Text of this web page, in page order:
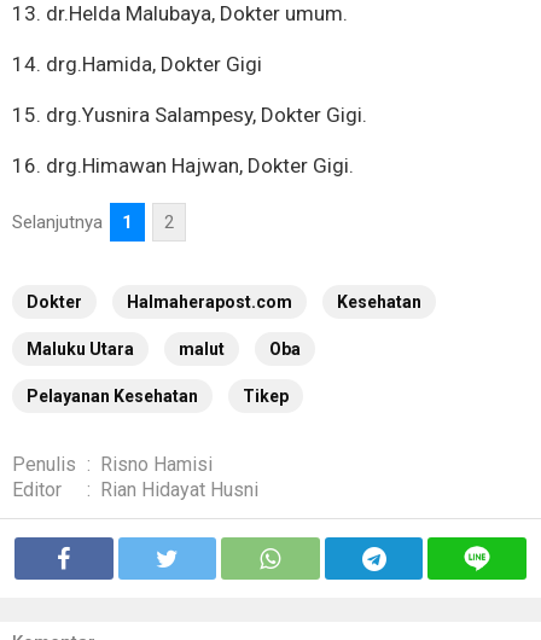
13. dr.Helda Malubaya, Dokter umum.
14. drg.Hamida, Dokter Gigi
15. drg.Yusnira Salampesy, Dokter Gigi.
16. drg.Himawan Hajwan, Dokter Gigi.
Selanjutnya 1 2
Dokter Halmaherapost.com Kesehatan
Maluku Utara malut Oba
Pelayanan Kesehatan Tikep
Penulis :
Risno Hamisi
Editor
: Rian Hidayat Husni